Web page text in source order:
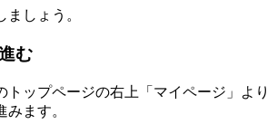
しょう。
む
トップページの右上「マイページ」より
みます。